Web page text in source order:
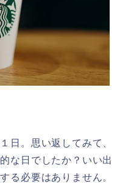
日。思い返してみて、
な日でしたか？いい出
る必要はありません。